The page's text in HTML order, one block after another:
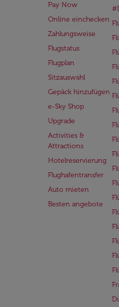
Pay Now
Online einchecken
Zahlungsweise
Flugstatus
Flugplan
Sitzauswahl
Gepäck hinzufügen
e-Sky Shop
Upgrade
Activities &
Attractions
Hotelreservierung
Flughafentransfer
Auto mieten
Besten angebote